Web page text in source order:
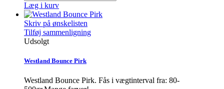
Læg i kurv
Skriv på ønskelisten
Tilføj sammenligning
Udsolgt
Westland Bounce Pirk
Westland Bounce Pirk. Fås i vægtinterval fra: 80-